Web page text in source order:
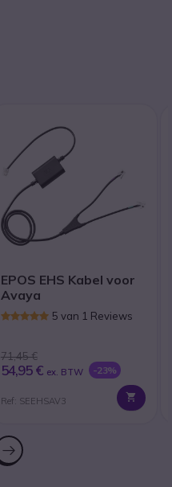
EPOS EHS Kabel voor
Avaya
5 van 1 Reviews
71,45 €
54,95 € ex. BTW -23%
Ref: SEEHSAV3